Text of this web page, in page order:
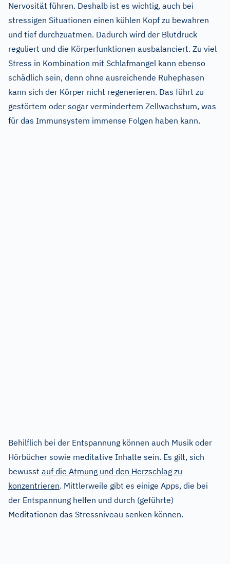
Nervosität führen. Deshalb ist es wichtig, auch bei
stressigen Situationen einen kühlen Kopf zu bewahren
und tief durchzuatmen. Dadurch wird der Blutdruck
reguliert und die Körperfunktionen ausbalanciert. Zu viel
Stress in Kombination mit Schlafmangel kann ebenso
schädlich sein, denn ohne ausreichende Ruhephasen
kann sich der Körper nicht regenerieren. Das führt zu
gestörtem oder sogar vermindertem Zellwachstum, was
für das Immunsystem immense Folgen haben kann.
Behilflich bei der Entspannung können auch Musik oder
Hörbücher sowie meditative Inhalte sein. Es gilt, sich
bewusst auf die Atmung und den Herzschlag zu
konzentrieren. Mittlerweile gibt es einige Apps, die bei
der Entspannung helfen und durch (geführte)
Meditationen das Stressniveau senken können.